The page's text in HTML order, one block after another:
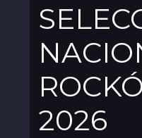
2026